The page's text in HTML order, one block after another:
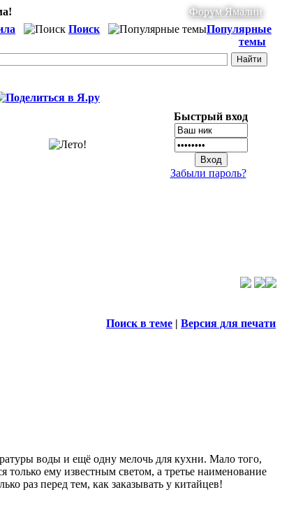
Форум Ямалии
Поиск
Популярные
темы
Быстрый вход
Забыли пароль?
Поиск в теме | Версия для печати
воды и ещё одну мелочь для кухни. Мало того,
только ему известным светом, а третье наименование
раз перед тем, как заказывать у китайцев!